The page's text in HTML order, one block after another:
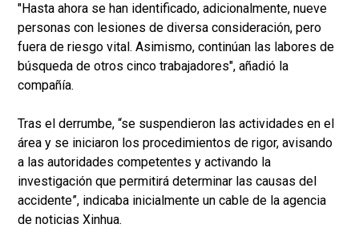
"Hasta ahora se han identificado, adicionalmente, nueve
personas con lesiones de diversa consideración, pero
fuera de riesgo vital. Asimismo, continúan las labores de
búsqueda de otros cinco trabajadores", añadió la
compañía.
Tras el derrumbe, “se suspendieron las actividades en el
área y se iniciaron los procedimientos de rigor, avisando
a las autoridades competentes y activando la
investigación que permitirá determinar las causas del
accidente”, indicaba inicialmente un cable de la agencia
de noticias Xinhua.